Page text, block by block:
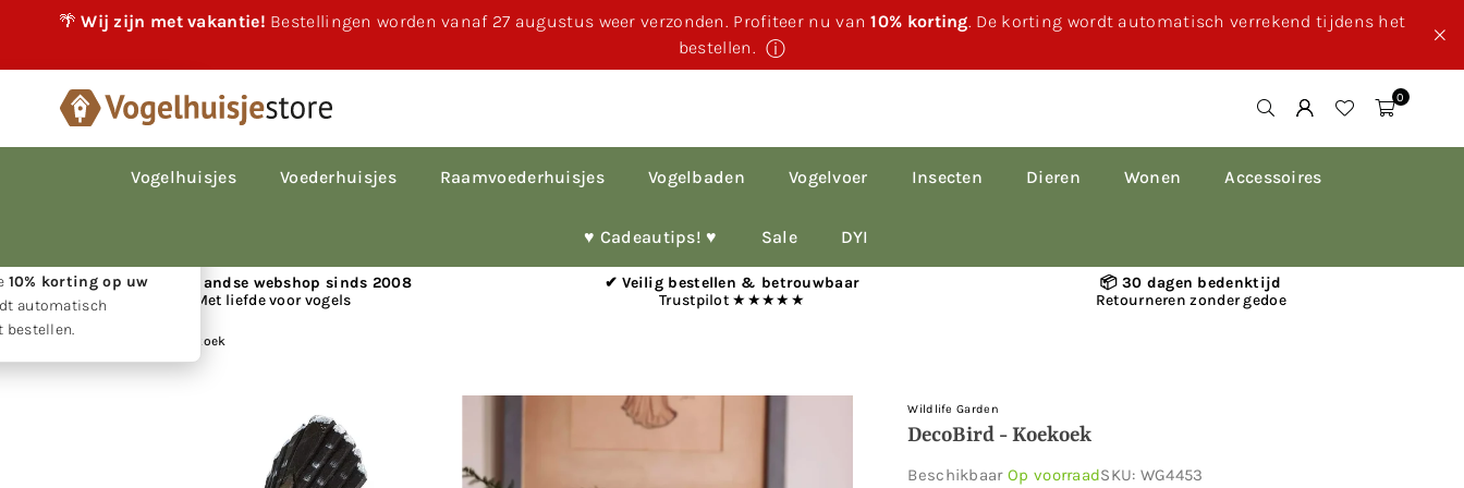
🌴Wij zijn met vakantie! Bestellingen worden vanaf 27 augustus weer verzonden. Profiteer nu van10% korting. De korting wordt automatisch verrekend tijdens het
bestellen. ⓘ
×
gewoon
bestellingen worden
10% korting op uw
automatisch
bestellen.
0
Vogelhuisjes Voederhuisjes Raamvoederhuisjes Vogelbaden Vogelvoer Insecten Dieren Wonen Accessoires
♥︎ Cadeautips! ♥︎ Sale DYI
📍 Nederlandse webshop sinds 2008
Met liefde voor vogels
✔ Veilig bestellen & betrouwbaar
Trustpilot ★★★★★
📦 30 dagen bedenktijd
Retourneren zonder gedoe
DecoBird -Koekoek
Wildlife Garden
DecoBird - Koekoek
Beschikbaar Op voorraadSKU: WG4453